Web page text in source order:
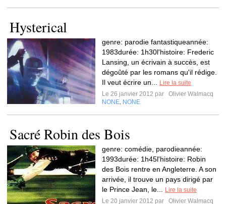
Hysterical
genre: parodie fantastiqueannée:
1983durée: 1h30l'histoire: Frederic
Lansing, un écrivain à succès, est
dégoûté par les romans qu'il rédige.
Il veut écrire un...
Lire la suite
Le 26 janvier 2012 par
Olivier Walmacq
NONE NONE
Sacré Robin des Bois
genre: comédie, parodieannée:
1993durée: 1h45l'histoire: Robin
des Bois rentre en Angleterre. A son
arrivée, il trouve un pays dirigé par
le Prince Jean, le...
Lire la suite
Le 20 janvier 2012 par
Olivier Walmacq